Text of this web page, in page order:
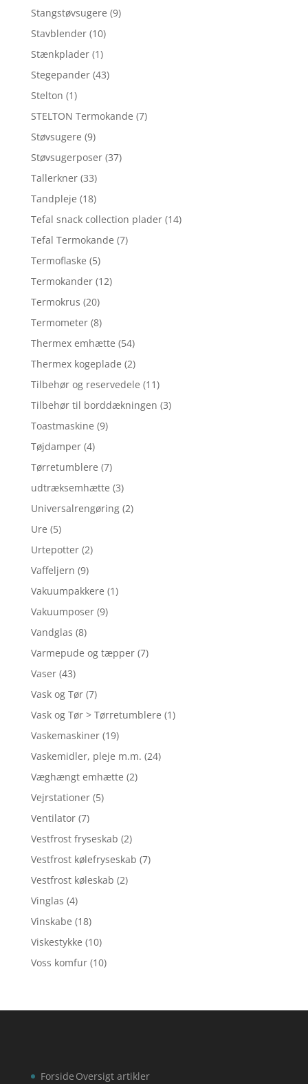
Stangstøvsugere (9)
Stavblender (10)
Stænkplader (1)
Stegepander (43)
Stelton (1)
STELTON Termokande (7)
Støvsugere (9)
Støvsugerposer (37)
Tallerkner (33)
Tandpleje (18)
Tefal snack collection plader (14)
Tefal Termokande (7)
Termoflaske (5)
Termokander (12)
Termokrus (20)
Termometer (8)
Thermex emhætte (54)
Thermex kogeplade (2)
Tilbehør og reservedele (11)
Tilbehør til borddækningen (3)
Toastmaskine (9)
Tøjdamper (4)
Tørretumblere (7)
udtræksemhætte (3)
Universalrengøring (2)
Ure (5)
Urtepotter (2)
Vaffeljern (9)
Vakuumpakkere (1)
Vakuumposer (9)
Vandglas (8)
Varmepude og tæpper (7)
Vaser (43)
Vask og Tør (7)
Vask og Tør > Tørretumblere (1)
Vaskemaskiner (19)
Vaskemidler, pleje m.m. (24)
Væghængt emhætte (2)
Vejrstationer (5)
Ventilator (7)
Vestfrost fryseskab (2)
Vestfrost kølefryseskab (7)
Vestfrost køleskab (2)
Vinglas (4)
Vinskabe (18)
Viskestykke (10)
Voss komfur (10)
Forside Oversigt artikler